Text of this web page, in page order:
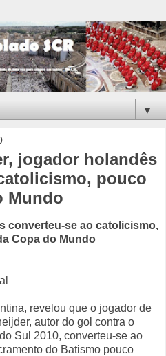
▼
jogador holandês
pouco
Mundo
converteu-se ao catolicismo,
Copa do Mundo
revelou que o jogador de
autor do gol contra o
Sul 2010, converteu-se ao
do Batismo pouco